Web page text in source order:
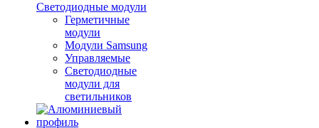
Светодиодные модули
Герметичные
модули
Модули Samsung
Управляемые
Светодиодные
модули для
светильников